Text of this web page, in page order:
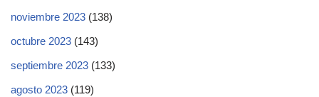
noviembre 2023 (138)
octubre 2023 (143)
septiembre 2023 (133)
agosto 2023 (119)